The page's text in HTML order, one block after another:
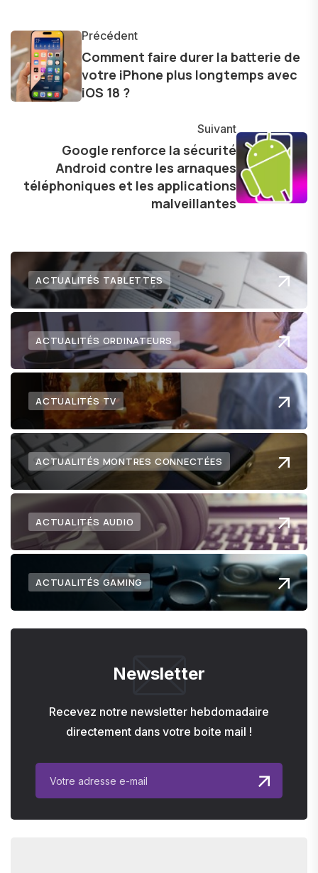
et bien d'autres gadgets technologiques. Armé
d'une curiosité insatiable, j'aime dévoiler les
dernières tendances et innovations, partageant
avec enthousiasme mes découvertes avec la
l'exploration constante des frontières de la
technologie me permet de présenter aux
lecteurs un aperçu captivant de ce que le futur
numérique nous réserve.
Précédent
Comment faire durer la batterie de
votre iPhone plus longtemps avec
iOS 18 ?
Suivant
Google renforce la sécurité
Android contre les arnaques
téléphoniques et les applications
malveillantes
ACTUALITÉS TABLETTES
ACTUALITÉS ORDINATEURS
ACTUALITÉS TV
ACTUALITÉS MONTRES CONNECTÉES
ACTUALITÉS AUDIO
ACTUALITÉS GAMING
Newsletter
Recevez notre newsletter hebdomadaire
directement dans votre boite mail !